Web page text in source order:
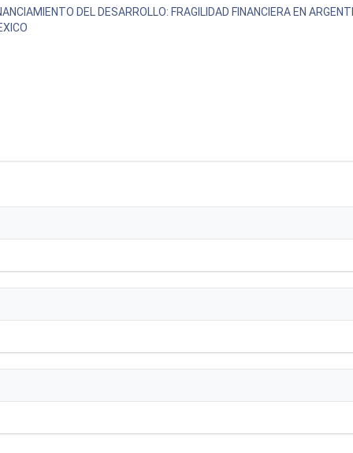
DEL DESARROLLO: FRAGILIDAD FINANCIERA EN